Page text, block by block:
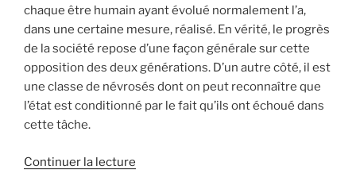
chaque être humain ayant évolué normalement l’a,
dans une certaine mesure, réalisé. En vérité, le progrès
de la société repose d’une façon générale sur cette
opposition des deux générations. D’un autre côté, il est
une classe de névrosés dont on peut reconnaître que
l’état est conditionné par le fait qu’ils ont échoué dans
cette tâche.
Continuer la lecture